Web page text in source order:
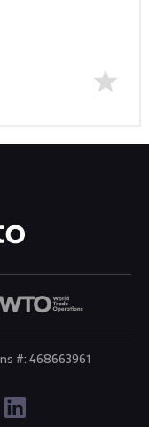
#: 468663961